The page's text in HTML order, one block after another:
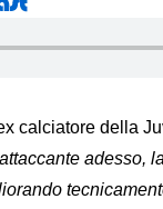
calciatore della
adesso,